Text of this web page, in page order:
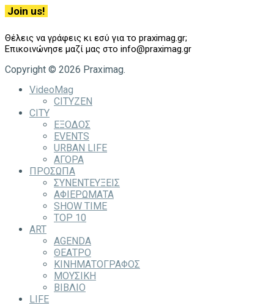
Join us!
Θέλεις να γράφεις κι εσύ για το praximag.gr;
Επικοινώνησε μαζί μας στο info@praximag.gr
Copyright © 2026 Praximag.
VideoMag
CITYZEN
CITY
ΕΞΟΔΟΣ
EVENTS
URBAN LIFE
ΑΓΟΡΑ
ΠΡΟΣΩΠΑ
ΣΥΝΕΝΤΕΥΞΕΙΣ
ΑΦΙΕΡΩΜΑΤΑ
SHOW TIME
TOP 10
ART
AGENDA
ΘΕΑΤΡΟ
ΚΙΝΗΜΑΤΟΓΡΑΦΟΣ
ΜΟΥΣΙΚΗ
ΒΙΒΛΙΟ
LIFE